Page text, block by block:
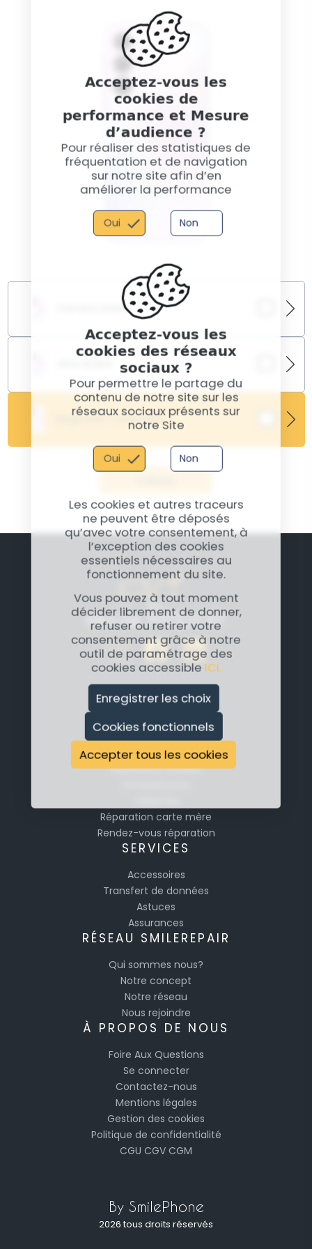
Acceptez-vous les
cookies de
performance et Mesure
d’audience ?
Pour réaliser des statistiques de
fréquentation et de navigation
sur notre site afin d’en
améliorer la performance
Oui Non
Acceptez-vous les
cookies des réseaux
sociaux ?
Pour permettre le partage du
contenu de notre site sur les
réseaux sociaux présents sur
notre Site
Oui Non
Les cookies et autres traceurs
ne peuvent être déposés
qu’avec votre consentement, à
l’exception des cookies
essentiels nécessaires au
fonctionnement du site.
Vous pouvez à tout moment
décider librement de donner,
refuser ou retirer votre
consentement grâce à notre
outil de paramétrage des
cookies accessible ICI.
Enregistrer les choix
Cookies fonctionnels
Accepter tous les cookies
? Nous effectuons un diagnostic complet pour
identifier la panne et vous proposer une solution de
réparation adaptée.​
Camera arriere
Si vos photos sont floues, présentent des taches ou
si la mise au point ne se fait plus, la caméra arrière
de 50 mégapixels de votre Galaxy A35 5G peut être
défectueuse. Nous la remplaçons pour que vous
puissiez à nouveau capturer des images de haute
Si la vitre arrière de votre Galaxy A35 5G est cassée
ou fissurée, il est important de la remplacer pour
protéger les composants internes de l'appareil. Nous
d'origine pour garantir l'intégrité et l'esthétique de
votre smartphone.​
Diagnostic Carte Mère
RÉPARATION
Réparation Apple
Réparation Samsung
Réparation Huawei
Réparation carte mère
Rendez-vous réparation
SERVICES
Accessoires
Transfert de données
Astuces
Assurances
RÉSEAU SMILEREPAIR
Qui sommes nous?
Notre concept
Notre réseau
Nous rejoindre
À PROPOS DE NOUS
Foire Aux Questions
Se connecter
Contactez-nous
Mentions légales
Gestion des cookies
Politique de confidentialité
CGU CGV CGM
By SmilePhone
2026 tous droits réservés